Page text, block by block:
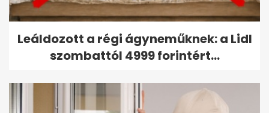
Leáldozott a régi ágyneműknek: a Lidl
szombattól 4999 forintért...